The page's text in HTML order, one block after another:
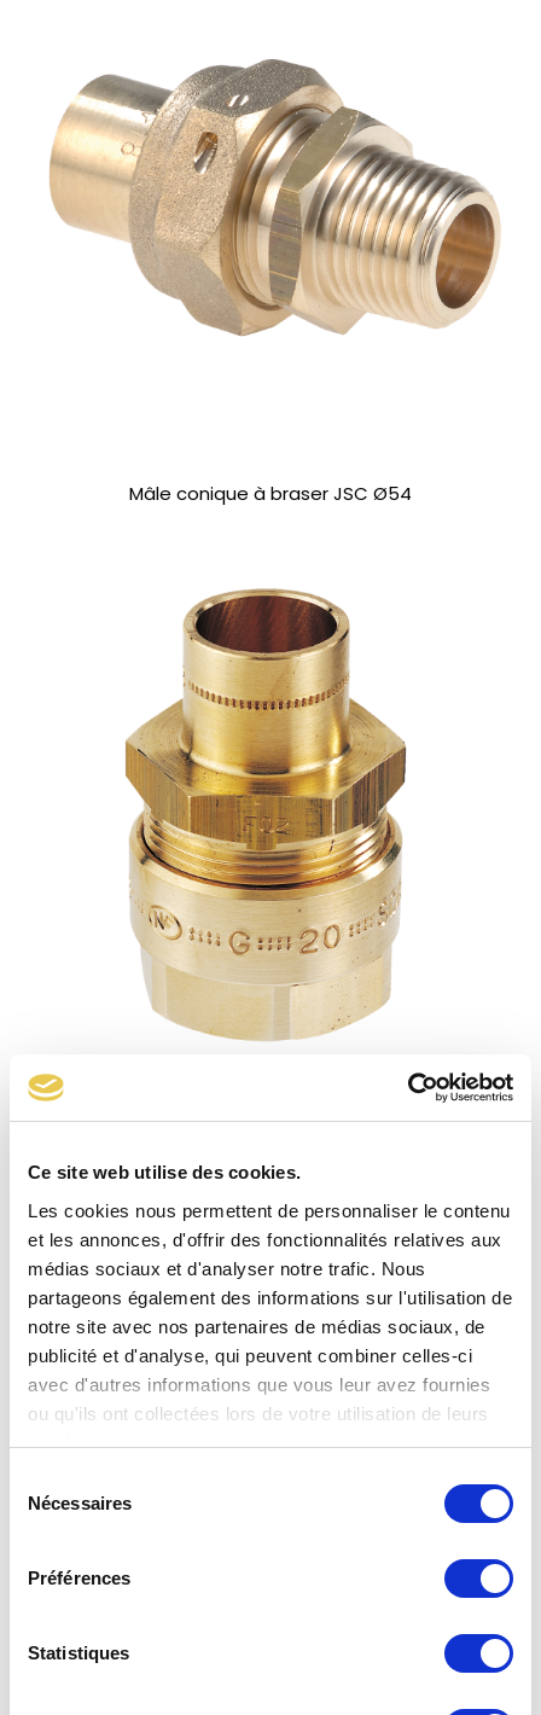
Ce site web utilise des cookies.
Les cookies nous permettent de personnaliser le contenu
et les annonces, d'offrir des fonctionnalités relatives aux
médias sociaux et d'analyser notre trafic. Nous
partageons également des informations sur l'utilisation de
notre site avec nos partenaires de médias sociaux, de
publicité et d'analyse, qui peuvent combiner celles-ci
avec d'autres informations que vous leur avez fournies
ou qu'ils ont collectées lors de votre utilisation de leurs
services.
Nécessaires
Préférences
Statistiques
Mâle conique à braser JSC Ø54
Raccord droit 2 pièces à braser PEDH cuivre CAL50
Raccord droit 2 pièces JPG à braser sur tube cuivre